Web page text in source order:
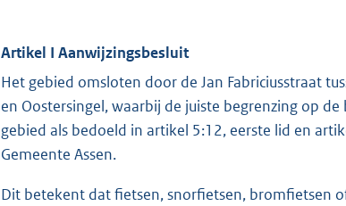
Artikel I Aanwijzingsbesluit
Het gebied omsloten door de Jan Fabriciusstraat
en Oostersingel, waarbij de juiste begrenzing op
gebied als bedoeld in artikel 5:12, eerste lid en
Gemeente Assen.
Dit betekent dat fietsen, snorfietsen, bromfietsen